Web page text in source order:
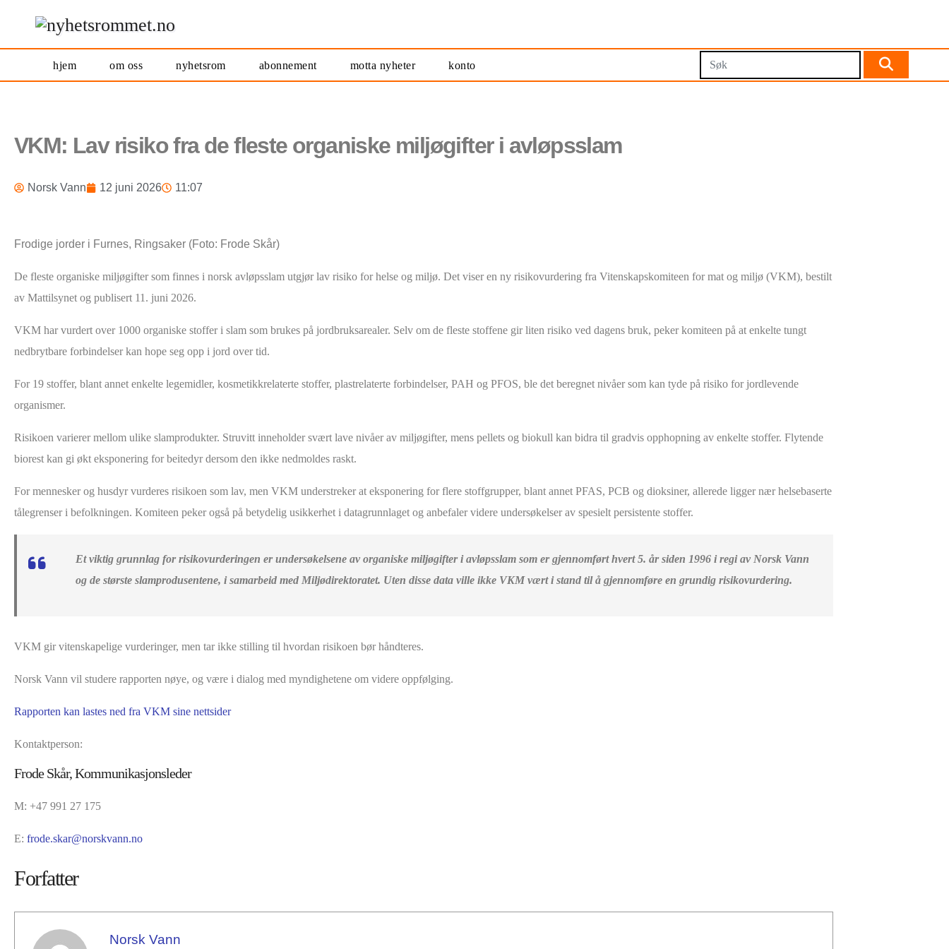
hjem om oss nyhetsrom abonnement motta nyheter konto
VKM: Lav risiko fra de fleste organiske miljøgifter i avløpsslam
Norsk Vann 12 juni 2026 11:07
Frodige jorder i Furnes, Ringsaker (Foto: Frode Skår)
De fleste organiske miljøgifter som finnes i norsk avløpsslam utgjør lav risiko for helse og miljø. Det viser en ny risikovurdering fra Vitenskapskomiteen for mat og miljø (VKM), bestilt
av Mattilsynet og publisert 11. juni 2026.
VKM har vurdert over 1000 organiske stoffer i slam som brukes på jordbruksarealer. Selv om de fleste stoffene gir liten risiko ved dagens bruk, peker komiteen på at enkelte tungt
nedbrytbare forbindelser kan hope seg opp i jord over tid.
For 19 stoffer, blant annet enkelte legemidler, kosmetikkrelaterte stoffer, plastrelaterte forbindelser, PAH og PFOS, ble det beregnet nivåer som kan tyde på risiko for jordlevende
organismer.
Risikoen varierer mellom ulike slamprodukter. Struvitt inneholder svært lave nivåer av miljøgifter, mens pellets og biokull kan bidra til gradvis opphopning av enkelte stoffer. Flytende
biorest kan gi økt eksponering for beitedyr dersom den ikke nedmoldes raskt.
For mennesker og husdyr vurderes risikoen som lav, men VKM understreker at eksponering for flere stoffgrupper, blant annet PFAS, PCB og dioksiner, allerede ligger nær helsebaserte
tålegrenser i befolkningen. Komiteen peker også på betydelig usikkerhet i datagrunnlaget og anbefaler videre undersøkelser av spesielt persistente stoffer.
Et viktig grunnlag for risikovurderingen er undersøkelsene av organiske miljøgifter i avløpsslam som er gjennomført hvert 5. år siden 1996 i regi av Norsk Vann
og de største slamprodusentene, i samarbeid med Miljødirektoratet. Uten disse data ville ikke VKM vært i stand til å gjennomføre en grundig risikovurdering.
VKM gir vitenskapelige vurderinger, men tar ikke stilling til hvordan risikoen bør håndteres.
Norsk Vann vil studere rapporten nøye, og være i dialog med myndighetene om videre oppfølging.
Rapporten kan lastes ned fra VKM sine nettsider
Kontaktperson:
Frode Skår, Kommunikasjonsleder
M: +47 991 27 175
E: frode.skar@norskvann.no
Forfatter
Norsk Vann